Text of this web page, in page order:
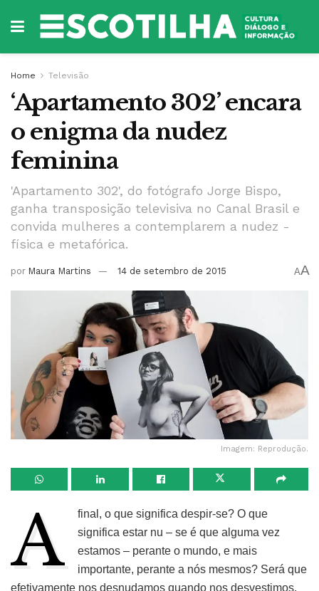
Home Televisão
‘Apartamento 302’ encara
o enigma da nudez
feminina
'Apartamento 302', do fotógrafo Jorge Bispo,
ganha transposição televisiva no Canal Brasil e
convida mulheres a contemplarem a nudez -
física e metafórica.
por Maura Martins 14 de setembro de 2015 AA
Imagem: Reprodução.
A
final, o que significa despir-se? O que
significa estar nu – se é que alguma vez
estamos – perante o mundo, e mais
importante, perante a nós mesmos? Será que
efetivamente nos desnudamos quando nos desvestimos,